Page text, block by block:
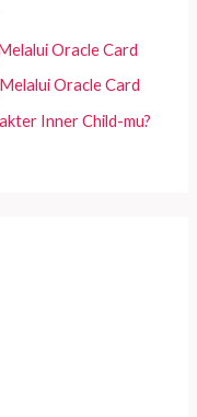
Oracle Card
Oracle Card
Inner Child-mu?